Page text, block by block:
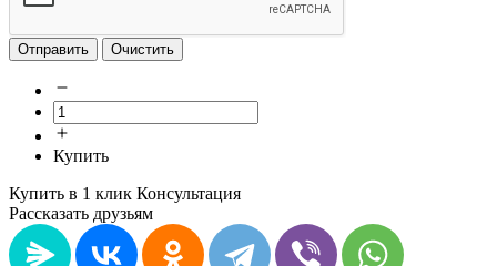
Отправить Очистить
Купить
Купить в 1 клик Консультация
Рассказать друзьям